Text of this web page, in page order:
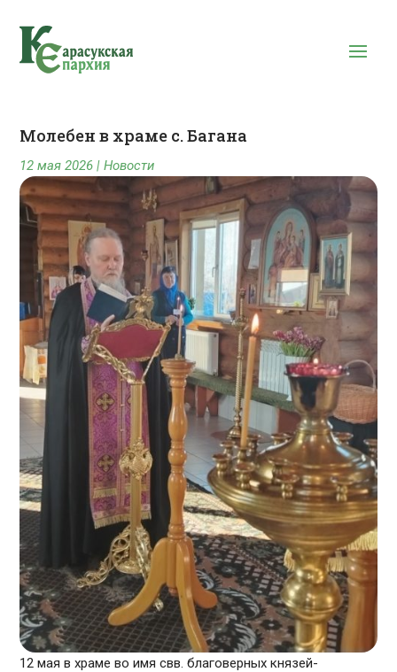
Молебен в храме с. Багана
12 мая 2026 |Новости
12 мая в храме во имя свв. благоверных князей-